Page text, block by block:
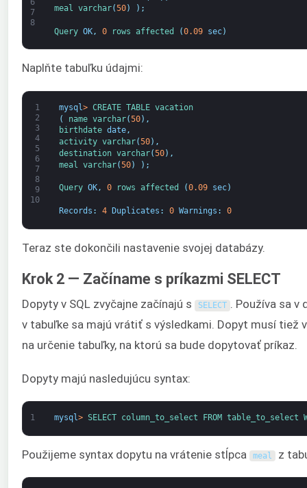
6
7
8
meal varchar(50) ) ;
Query OK, 0 rows affected (0.09 sec)
Naplňte tabuľku údajmi:
1
2
3
4
5
6
7
8
9
10
mysql > CREATE TABLE vacation
(
name varchar(50) ,
birthdate date,
activity varchar(50) ,
destination varchar(50) ,
meal varchar(50) ) ;
Query OK, 0 rows affected (0.09 sec)
Records : 4 Duplicates : 0 Warnings : 0
Teraz ste dokončili nastavenie svojej databázy.
Krok 2 — Začíname s príkazmi SELECT
Dopyty v SQL zvyčajne začínajú s SELECT . Používa sa v
v tabuľke sa majú vrátiť s výsledkami. Dopyt musí tiež
na určenie tabuľky, na ktorú sa bude dopytovať príkaz.
Dopyty majú nasledujúcu syntax:
1 mysql> SELECT column_to_select FROM table_to_select
Použijeme syntax dopytu na vrátenie stĺpca meal z